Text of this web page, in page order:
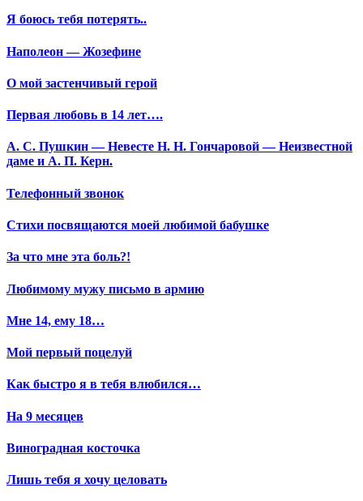
Я боюсь тебя потерять..
Наполеон — Жозефине
О мой застенчивый герой
Первая любовь в 14 лет….
А. С. Пушкин — Невесте Н. Н. Гончаровой — Неизвестной
даме и А. П. Керн.
Телефонный звонок
Стихи посвящаются моей любимой бабушке
За что мне эта боль?!
Любимому мужу письмо в армию
Мне 14, ему 18…
Мой первый поцелуй
Как быстро я в тебя влюбился…
На 9 месяцев
Виноградная косточка
Лишь тебя я хочу целовать